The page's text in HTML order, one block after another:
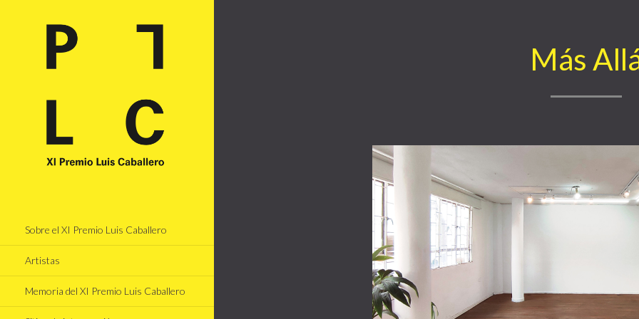
Sobre el XI Premio Luis Caballero
Artistas
Memoria del XI Premio Luis Caballero
Más